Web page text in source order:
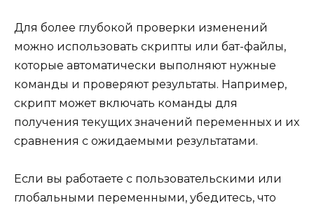
Для более глубокой проверки изменений
можно использовать скрипты или бат-файлы,
которые автоматически выполняют нужные
команды и проверяют результаты. Например,
скрипт может включать команды для
получения текущих значений переменных и их
сравнения с ожидаемыми результатами.
Если вы работаете с пользовательскими или
глобальными переменными, убедитесь, что